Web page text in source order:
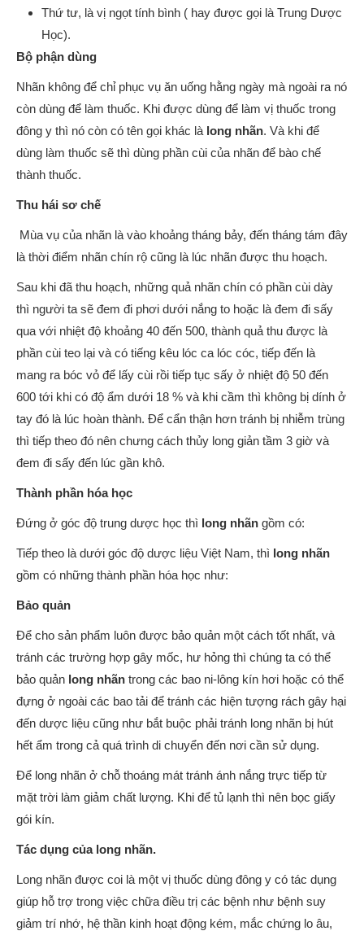
Thứ tư, là vị ngọt tính bình ( hay được gọi là Trung Dược
Học).
Bộ phận dùng
Nhãn không để chỉ phục vụ ăn uống hằng ngày mà ngoài ra nó
còn dùng để làm thuốc. Khi được dùng để làm vị thuốc trong
đông y thì nó còn có tên gọi khác là long nhãn. Và khi để
dùng làm thuốc sẽ thì dùng phần cùi của nhãn để bào chế
thành thuốc.
Thu hái sơ chế
Mùa vụ của nhãn là vào khoảng tháng bảy, đến tháng tám đây
là thời điểm nhãn chín rộ cũng là lúc nhãn được thu hoạch.
Sau khi đã thu hoạch, những quả nhãn chín có phần cùi dày
thì người ta sẽ đem đi phơi dưới nắng to hoặc là đem đi sấy
qua với nhiệt độ khoảng 40 đến 500, thành quả thu được là
phần cùi teo lại và có tiếng kêu lóc ca lóc cóc, tiếp đến là
mang ra bóc vỏ để lấy cùi rồi tiếp tục sấy ở nhiệt độ 50 đến
600 tới khi có độ ẩm dưới 18 % và khi cầm thì không bị dính ở
tay đó là lúc hoàn thành. Để cẩn thận hơn tránh bị nhiễm trùng
thì tiếp theo đó nên chưng cách thủy long giản tầm 3 giờ và
đem đi sấy đến lúc gần khô.
Thành phần hóa học
Đứng ở góc độ trung dược học thì long nhãn gồm có:
Tiếp theo là dưới góc độ dược liệu Việt Nam, thì long nhãn
gồm có những thành phần hóa học như:
Bảo quản
Để cho sản phẩm luôn được bảo quản một cách tốt nhất, và
tránh các trường hợp gây mốc, hư hỏng thì chúng ta có thể
bảo quản long nhãn trong các bao ni-lông kín hơi hoặc có thể
đựng ở ngoài các bao tải để tránh các hiện tượng rách gây hại
đến dược liệu cũng như bắt buộc phải tránh long nhãn bị hút
hết ẩm trong cả quá trình di chuyển đến nơi cần sử dụng.
Để long nhãn ở chỗ thoáng mát tránh ánh nắng trực tiếp từ
mặt trời làm giảm chất lượng. Khi để tủ lạnh thì nên bọc giấy
gói kín.
Tác dụng của long nhãn.
Long nhãn được coi là một vị thuốc dùng đông y có tác dụng
giúp hỗ trợ trong việc chữa điều trị các bệnh như bệnh suy
giảm trí nhớ, hệ thần kinh hoạt động kém, mắc chứng lo âu,